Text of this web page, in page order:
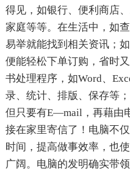
得见，如银行、便利商店
家庭等等。在生活中，如
易举就能找到相关资讯；
便能轻松下单订购，省时
书处理程序，如Word、
录、统计、排版、保存等
但只要有E—mail，再藉由
接在家里寄信了！电脑不
时间，提高做事效率，也
广阔。电脑的发明确实带